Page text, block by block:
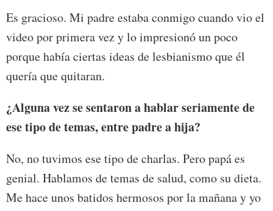
Es gracioso. Mi padre estaba conmigo cuando vio el
video por primera vez y lo impresionó un poco
porque había ciertas ideas de lesbianismo que él
quería que quitaran.
¿Alguna vez se sentaron a hablar seriamente de
ese tipo de temas, entre padre a hija?
No, no tuvimos ese tipo de charlas. Pero papá es
genial. Hablamos de temas de salud, como su dieta.
Me hace unos batidos hermosos por la mañana y yo